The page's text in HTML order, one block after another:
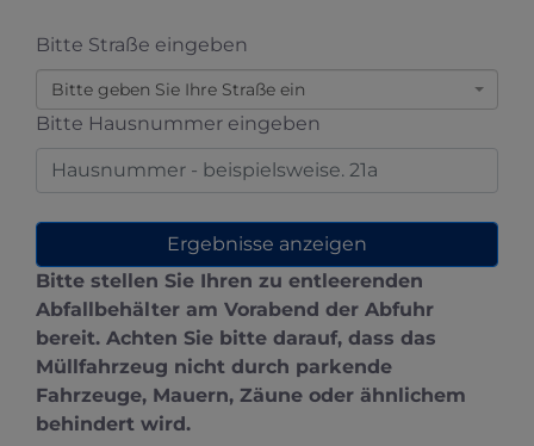
Bitte Straße eingeben
Bitte geben Sie Ihre Straße ein
Bitte Hausnummer eingeben
Bitte stellen Sie Ihren zu entleerenden
Abfallbehälter am Vorabend der Abfuhr
bereit. Achten Sie bitte darauf, dass das
Müllfahrzeug nicht durch parkende
Fahrzeuge, Mauern, Zäune oder ähnlichem
behindert wird.